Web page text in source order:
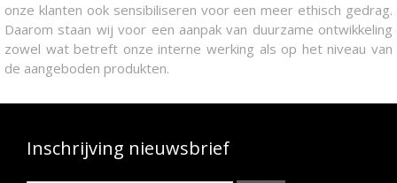
onze klanten ook sensibiliseren voor een meer ethisch gedrag.
Daarom staan wij voor een aanpak van duurzame ontwikkeling
zowel wat betreft onze interne werking als op het niveau van
de aangeboden produkten.
Inschrijving nieuwsbrief